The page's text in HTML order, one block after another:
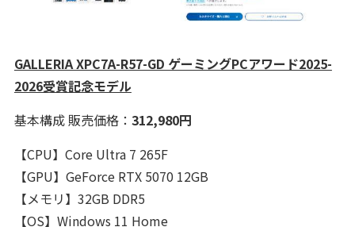
GALLERIA XPC7A-R57-GD ゲーミングPCアワード2025-
2026受賞記念モデル
基本構成 販売価格： 312,980円
【CPU】Core Ultra 7 265F
【GPU】GeForce RTX 5070 12GB
【メモリ】32GB DDR5
【OS】Windows 11 Home